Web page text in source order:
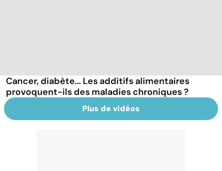
Cancer, diabète... Les additifs alimentaires
provoquent-ils des maladies chroniques ?
Plus de vidéos